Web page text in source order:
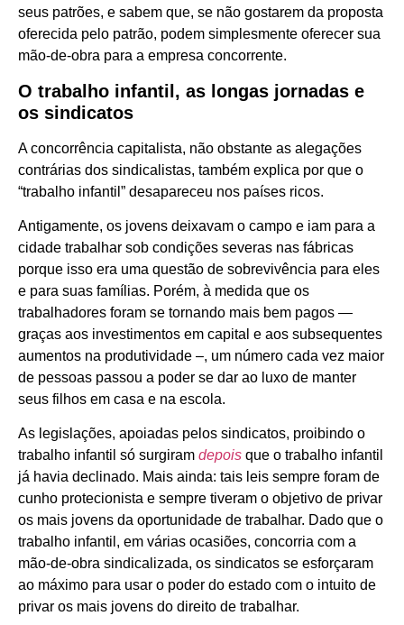
seus patrões, e sabem que, se não gostarem da proposta
oferecida pelo patrão, podem simplesmente oferecer sua
mão-de-obra para a empresa concorrente.
O trabalho infantil, as longas jornadas e
os sindicatos
A concorrência capitalista, não obstante as alegações
contrárias dos sindicalistas, também explica por que o
“trabalho infantil” desapareceu nos países ricos.
Antigamente, os jovens deixavam o campo e iam para a
cidade trabalhar sob condições severas nas fábricas
porque isso era uma questão de sobrevivência para eles
e para suas famílias. Porém, à medida que os
trabalhadores foram se tornando mais bem pagos —
graças aos investimentos em capital e aos subsequentes
aumentos na produtividade –, um número cada vez maior
de pessoas passou a poder se dar ao luxo de manter
seus filhos em casa e na escola.
As legislações, apoiadas pelos sindicatos, proibindo o
trabalho infantil só surgiram depois que o trabalho infantil
já havia declinado. Mais ainda: tais leis sempre foram de
cunho protecionista e sempre tiveram o objetivo de privar
os mais jovens da oportunidade de trabalhar. Dado que o
trabalho infantil, em várias ocasiões, concorria com a
mão-de-obra sindicalizada, os sindicatos se esforçaram
ao máximo para usar o poder do estado com o intuito de
privar os mais jovens do direito de trabalhar.